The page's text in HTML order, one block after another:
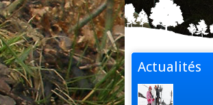
Actualités